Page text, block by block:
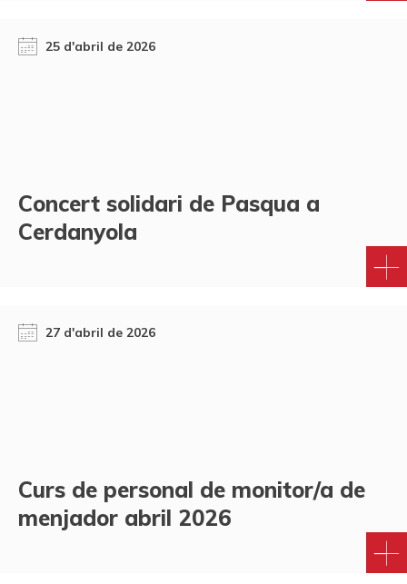
25 d'abril de 2026
Concert solidari de Pasqua a
Cerdanyola
27 d'abril de 2026
Curs de personal de monitor/a de
menjador abril 2026